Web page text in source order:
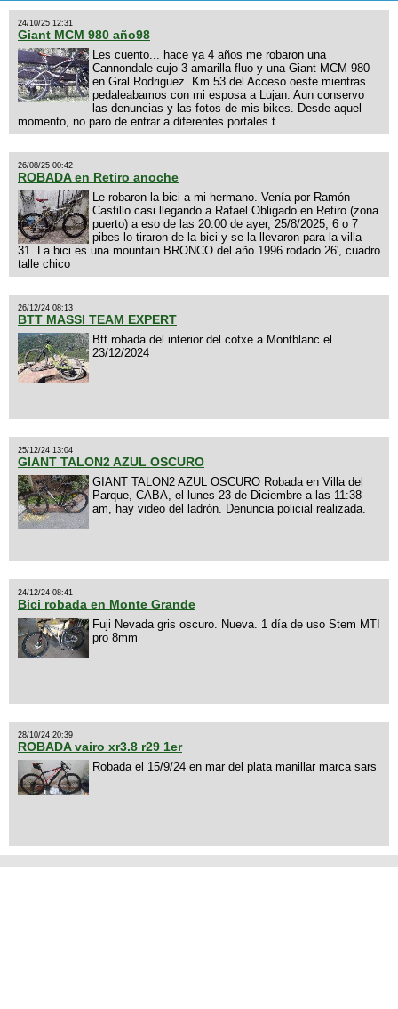
24/10/25 12:31
Giant MCM 980 año98
Les cuento... hace ya 4 años me robaron una
Cannondale cujo 3 amarilla fluo y una Giant MCM 980
en Gral Rodriguez. Km 53 del Acceso oeste mientras
pedaleabamos con mi esposa a Lujan. Aun conservo
las denuncias y las fotos de mis bikes. Desde aquel
momento, no paro de entrar a diferentes portales t
26/08/25 00:42
ROBADA en Retiro anoche
Le robaron la bici a mi hermano. Venía por Ramón
Castillo casi llegando a Rafael Obligado en Retiro (zona
puerto) a eso de las 20:00 de ayer, 25/8/2025, 6 o 7
pibes lo tiraron de la bici y se la llevaron para la villa
31. La bici es una mountain BRONCO del año 1996 rodado 26', cuadro
talle chico
26/12/24 08:13
BTT MASSI TEAM EXPERT
Btt robada del interior del cotxe a Montblanc el
23/12/2024
25/12/24 13:04
GIANT TALON2 AZUL OSCURO
GIANT TALON2 AZUL OSCURO Robada en Villa del
Parque, CABA, el lunes 23 de Diciembre a las 11:38
am, hay video del ladrón. Denuncia policial realizada.
24/12/24 08:41
Bici robada en Monte Grande
Fuji Nevada gris oscuro. Nueva. 1 día de uso Stem MTI
pro 8mm
28/10/24 20:39
ROBADA vairo xr3.8 r29 1er
Robada el 15/9/24 en mar del plata manillar marca sars